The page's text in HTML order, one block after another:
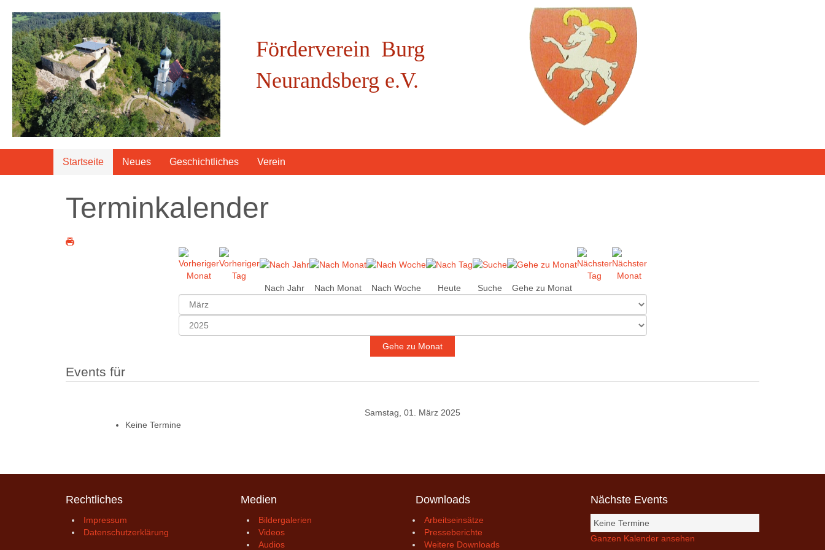
Förderverein Burg
Neurandsberg e.V.
Startseite Neues Geschichtliches Verein
Terminkalender
Nach Jahr Nach Monat Nach Woche Heute Suche Gehe zu Monat
Gehe zu Monat
Events für
Samstag, 01. März 2025
Keine Termine
Rechtliches
Impressum
Datenschutzerklärung
Medien
Bildergalerien
Videos
Audios
Downloads
Arbeitseinsätze
Presseberichte
Weitere Downloads
Nächste Events
Keine Termine
Ganzen Kalender ansehen